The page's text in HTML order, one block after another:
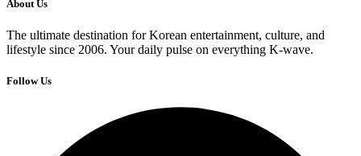
About Us
The ultimate destination for Korean entertainment, culture, and
lifestyle since 2006. Your daily pulse on everything K-wave.
Follow Us